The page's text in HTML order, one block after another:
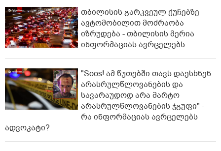
თბილისის გარკვეულ ქუჩებზე
ავტომობილით მოძრაობა
იზრუდება - თბილისის მერია
ინფორმაციას ავრცელებს
"Soos! ამ წუთებში თავს დაესხნენ
არასრულწლოვანების და
სავარაუდოდ არა მარტო
არასრულწლოვანების ჯგუფი" -
რა ინფორმაციას ავრცელებს
ადვოკატი?